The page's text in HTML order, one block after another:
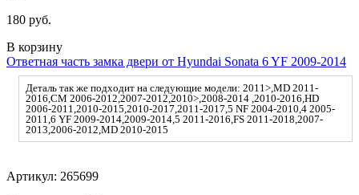
180 руб.
В корзину
Ответная часть замка двери от Hyundai Sonata 6 YF 2009-2014
Деталь так же подходит на следующие модели: 2011>,MD 2011-
2016,CM 2006-2012,2007-2012,2010>,2008-2014 ,2010-2016,HD
2006-2011,2010-2015,2010-2017,2011-2017,5 NF 2004-2010,4 2005-
2011,6 YF 2009-2014,2009-2014,5 2011-2016,FS 2011-2018,2007-
2013,2006-2012,MD 2010-2015
Артикул: 265699